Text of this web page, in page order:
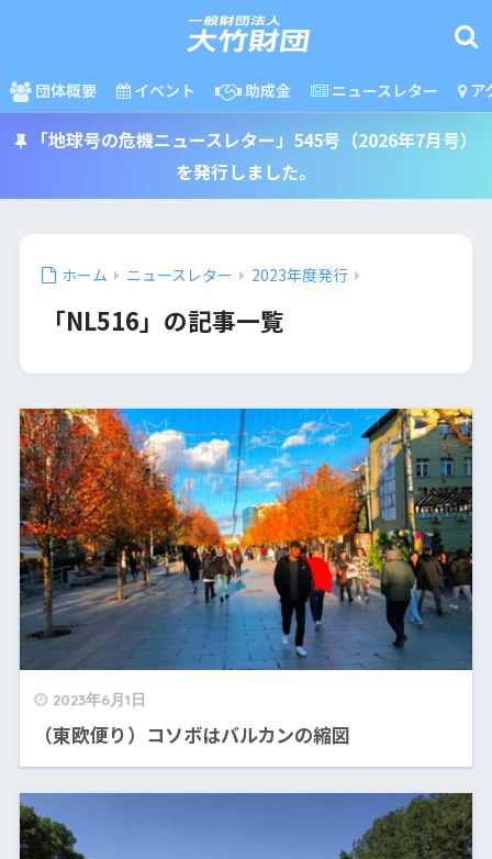
団体概要 イベント 助成金 ニュースレター ア
「地球号の危機ニュースレター」545号（2026年7月号）
を発行しました。
ホーム ニュースレター 2023年度発行
「NL516」の記事一覧
2023年6月1日
（東欧便り）コソボはバルカンの縮図